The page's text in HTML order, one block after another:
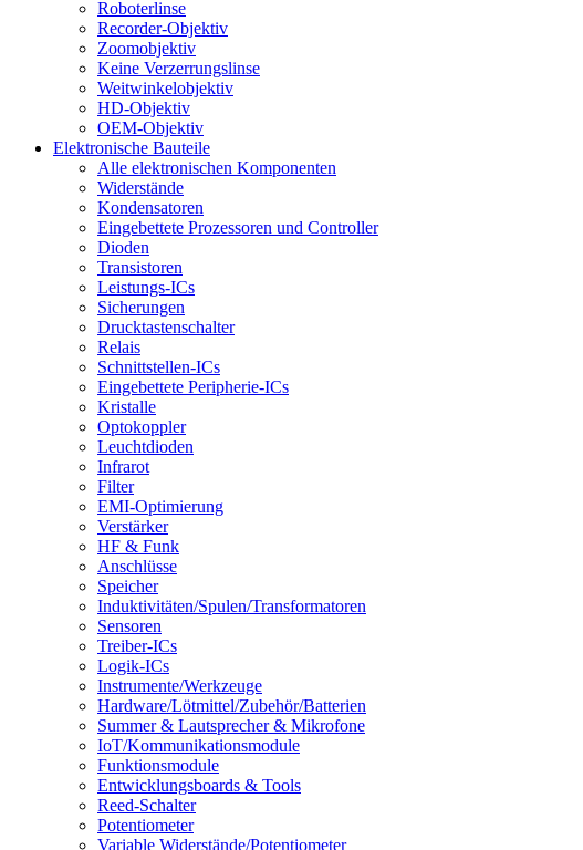
Roboterlinse
Recorder-Objektiv
Zoomobjektiv
Keine Verzerrungslinse
Weitwinkelobjektiv
HD-Objektiv
OEM-Objektiv
Elektronische Bauteile
Alle elektronischen Komponenten
Widerstände
Kondensatoren
Eingebettete Prozessoren und Controller
Dioden
Transistoren
Leistungs-ICs
Sicherungen
Drucktastenschalter
Relais
Schnittstellen-ICs
Eingebettete Peripherie-ICs
Kristalle
Optokoppler
Leuchtdioden
Infrarot
Filter
EMI-Optimierung
Verstärker
HF & Funk
Anschlüsse
Speicher
Induktivitäten/Spulen/Transformatoren
Sensoren
Treiber-ICs
Logik-ICs
Instrumente/Werkzeuge
Hardware/Lötmittel/Zubehör/Batterien
Summer & Lautsprecher & Mikrofone
IoT/Kommunikationsmodule
Funktionsmodule
Entwicklungsboards & Tools
Reed-Schalter
Potentiometer
Variable Widerstände/Potentiometer